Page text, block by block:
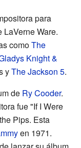
para
LaVerne Ware.
comoThe
Knight &
yThe Jackson 5.
de Ry Cooder.
fue "If I Were
Pips. Esta
en 1971.